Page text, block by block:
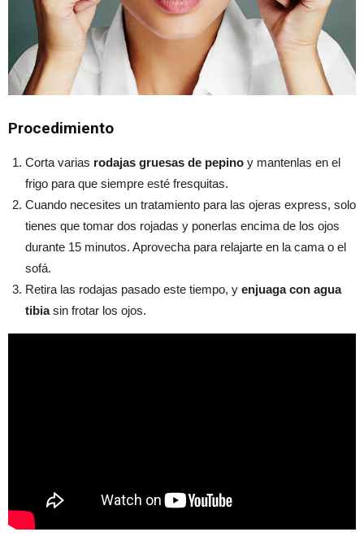
Procedimiento
Corta varias rodajas gruesas de pepino y mantenlas en el
frigo para que siempre esté fresquitas.
Cuando necesites un tratamiento para las ojeras express, solo
tienes que tomar dos rojadas y ponerlas encima de los ojos
durante 15 minutos. Aprovecha para relajarte en la cama o el
sofá.
Retira las rodajas pasado este tiempo, y enjuaga con agua
tibiasin frotar los ojos.